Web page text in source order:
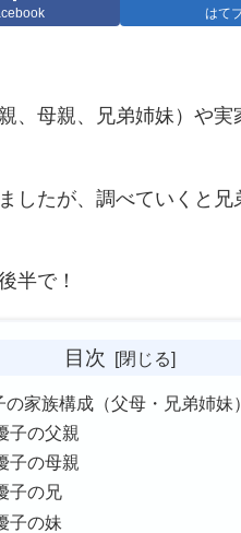
はて
、母親、兄弟姉妹）や
したが、調べていくと
半で！
目次
の家族構成（父母・兄弟姉妹）
子の父親
子の母親
子の兄
子の妹